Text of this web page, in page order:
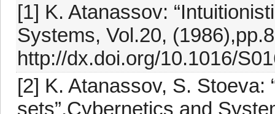
[1] K. Atanassov:
Systems, Vol.20,
http://dx.doi.org/10.1016/
[2] K. Atanassov, S. Stoeva:
sets”,Cybernetics and